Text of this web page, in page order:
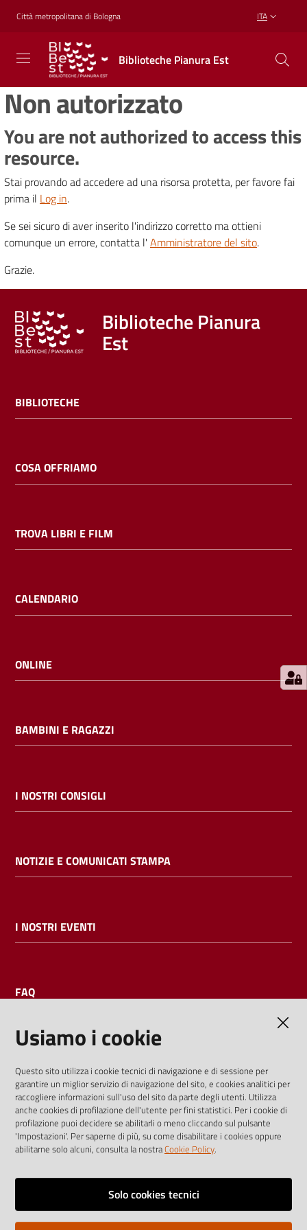
Vai al contenuto
Vai alla navigazione
Vai al footer
Città metropolitana di Bologna ITA
Biblioteche Pianura Est
Biblioteche
Pianura
Est
CONOSCERE,
CREARE,
Biblioteche
Cosa
offriamo
Trova
libri
e
film
Calendario
i
cataloghi
bibliotecario
Non autorizzato
You are not authorized to access this
resource.
Stai provando ad accedere ad una risorsa protetta, per favore fai
prima il Log in.
Se sei sicuro di aver inserito l'indirizzo corretto ma ottieni
comunque un errore, contatta l' Amministratore del sito.
Grazie.
Biblioteche Pianura
Est
BIBLIOTECHE
COSA OFFRIAMO
TROVA LIBRI E FILM
CALENDARIO
ONLINE
BAMBINI E RAGAZZI
I NOSTRI CONSIGLI
NOTIZIE E COMUNICATI STAMPA
I NOSTRI EVENTI
FAQ
I dati personali pubblicati sono riutilizzabili solo alle condizioni
previste dalla direttiva comunitaria 2003/98/CE e dal d.lgs.
36/2006
Vai alla pagina
Note legali
Usiamo i cookie
Questo sito utilizza i cookie tecnici di navigazione e di sessione per
garantire un miglior servizio di navigazione del sito, e cookies analitici per
raccogliere informazioni sull'uso del sito da parte degli utenti. Utilizza
anche cookies di profilazione dell'utente per fini statistici. Per i cookie di
profilazione puoi decidere se abilitarli o meno cliccando sul pulsante
'Impostazioni'. Per saperne di più, su come disabilitare i cookies oppure
abilitarne solo alcuni, consulta la nostraCookie Policy.
Solo cookies tecnici